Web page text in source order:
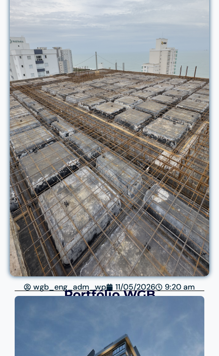
wgb_eng_adm_wp 11/05/2026 9:20 am
Portfólio WGB